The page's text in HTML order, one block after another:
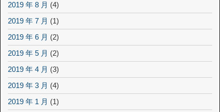
2019 年 8 月 (4)
2019 年 7 月 (1)
2019 年 6 月 (2)
2019 年 5 月 (2)
2019 年 4 月 (3)
2019 年 3 月 (4)
2019 年 1 月 (1)